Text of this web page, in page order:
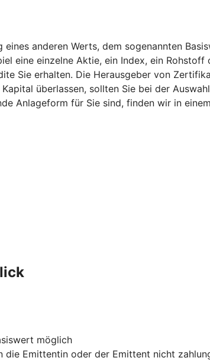
anderen Werts, dem sogenannten
eine einzelne Aktie, ein Index, ein
Sie erhalten. Die Herausgeber von
überlassen, sollten Sie bei der
Anlageform für Sie sind, finden wir in
möglich
Emittentin oder der Emittent nicht